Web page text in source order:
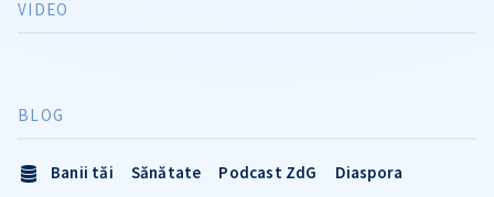
VIDEO
BLOG
Banii tăi Sănătate Podcast ZdG
Diaspora